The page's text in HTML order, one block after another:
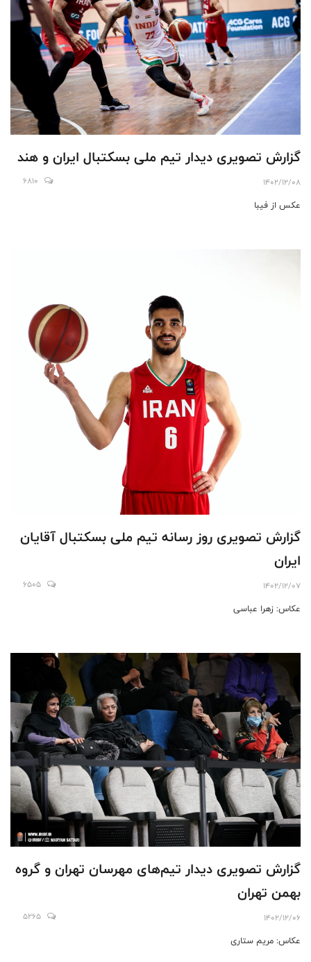
گزارش تصویری دیدار تیم ملی بسکتبال ایران و هند
1402/12/08
6810
عکس از فیبا
گزارش تصویری روز رسانه تیم ملی بسکتبال آقایان
ایران
1402/12/07
6505
عکاس: زهرا عباسی
گزارش تصویری دیدار تیم‌های مهرسان تهران و گروه
بهمن تهران
1402/12/06
5265
عکاس: مریم ستاری